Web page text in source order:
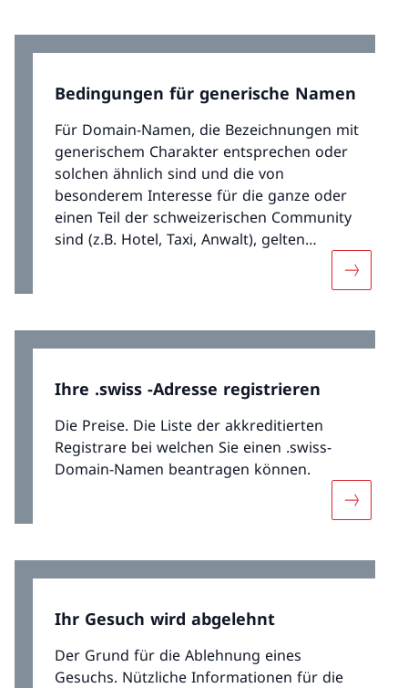
Bedingungen für generische Namen
Für Domain-Namen, die Bezeichnungen mit
generischem Charakter entsprechen oder
solchen ähnlich sind und die von
besonderem Interesse für die ganze oder
einen Teil der schweizerischen Community
sind (z.B. Hotel, Taxi, Anwalt), gelten
Mehr
Ihre .swiss -Adresse registrieren
Die Preise. Die Liste der akkreditierten
Registrare bei welchen Sie einen .swiss-
Domain-Namen beantragen können.
Mehr
Ihr Gesuch wird abgelehnt
Der Grund für die Ablehnung eines
Gesuchs. Nützliche Informationen für die